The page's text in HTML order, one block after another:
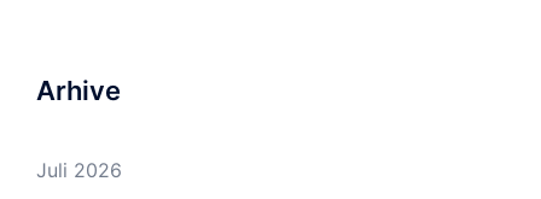
Arhive
Juli 2026